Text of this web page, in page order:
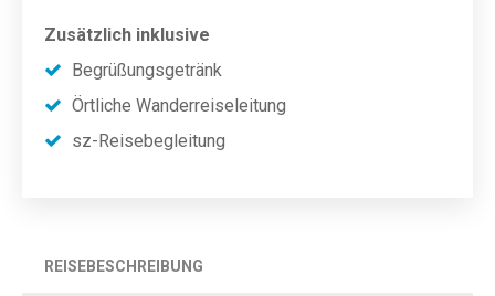
Zusätzlich inklusive
Begrüßungsgetränk
Örtliche Wanderreiseleitung
sz-Reisebegleitung
REISEBESCHREIBUNG